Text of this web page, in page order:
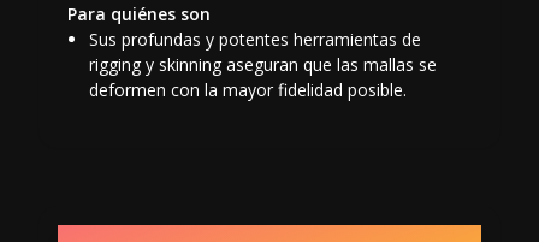
Para quiénes son
Sus profundas y potentes herramientas de
rigging y skinning aseguran que las mallas se
deformen con la mayor fidelidad posible.